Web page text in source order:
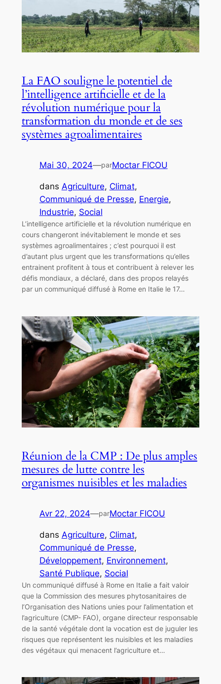
La FAO souligne le potentiel de
l’intelligence artificielle et de la
révolution numérique pour la
transformation du monde et de ses
systèmes agroalimentaires
Mai 30, 2024—parMoctar FICOU
dans Agriculture, Climat
Communiqué de Presse, Energie
Industrie, Social
L’intelligence artificielle et la révolution numérique en
cours changeront inévitablement le monde et ses
systèmes agroalimentaires ; c’est pourquoi il est
d’autant plus urgent que les transformations qu’elles
entrainent profitent à tous et contribuent à relever les
défis mondiaux, a déclaré, dans des propos relayés
par un communiqué diffusé à Rome en Italie le 17…
Réunion de la CMP : De plus amples
mesures de lutte contre les
organismes nuisibles et les maladies
Avr 22, 2024—parMoctar FICOU
dans Agriculture, Climat
Communiqué de Presse
Développement, Environnement
Santé Publique, Social
Un communiqué diffusé à Rome en Italie a fait valoir
que la Commission des mesures phytosanitaires de
l’Organisation des Nations unies pour l’alimentation et
l’agriculture (CMP- FAO), organe directeur responsable
de la santé végétale dont la vocation est de juguler les
risques que représentent les nuisibles et les maladies
des végétaux qui menacent l’agriculture et…